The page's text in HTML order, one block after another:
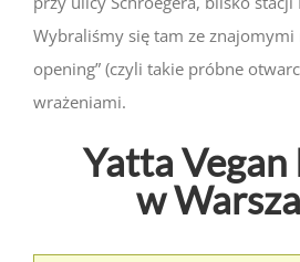
Wybraliśmy się tam ze znajomymi
opening” (czyli takie próbne
wrażeniami.
Yatta Vegan
w